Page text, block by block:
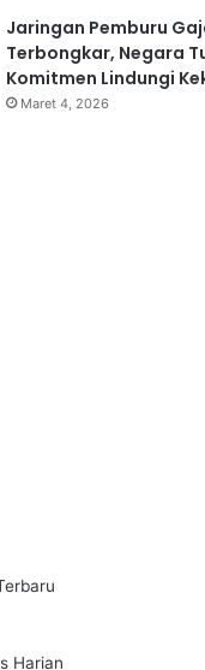
Jaringan Pemburu
Terbongkar, Negara
Komitmen Lindungi
Maret 4, 2026
Harian